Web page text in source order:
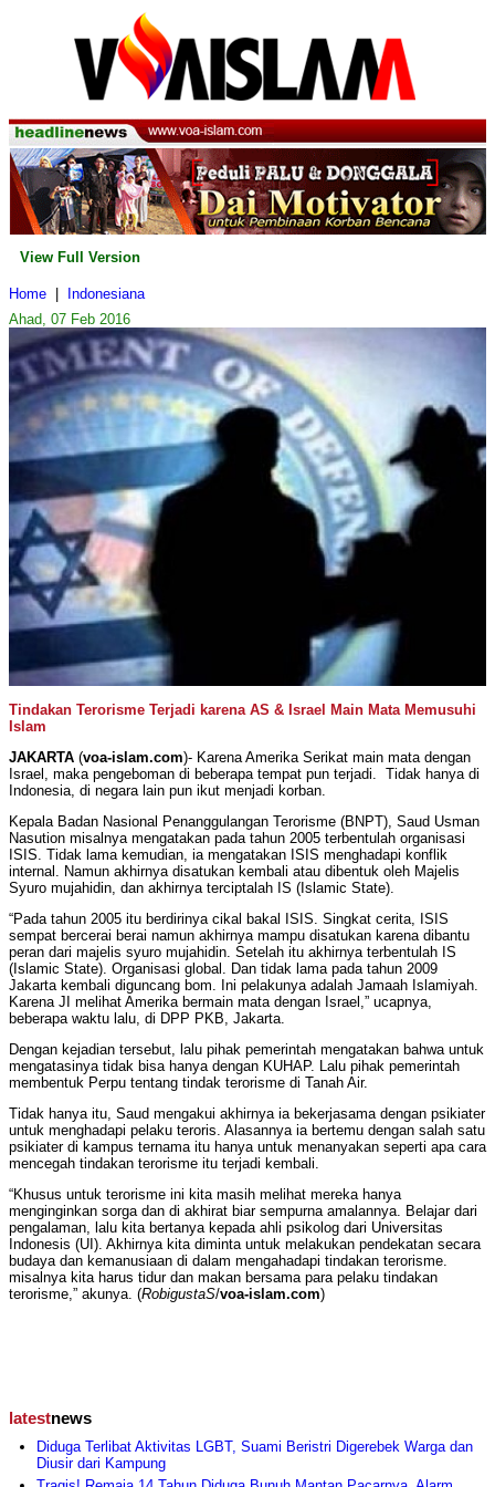
View Full Version
Home
Indonesiana
Ahad, 07 Feb 2016
Tindakan Terorisme Terjadi karena AS & Israel Main Mata Memusuhi
Islam
JAKARTA (voa-islam.com)- Karena Amerika Serikat main mata dengan
Israel, maka pengeboman di beberapa tempat pun terjadi. Tidak hanya di
Indonesia, di negara lain pun ikut menjadi korban.
Kepala Badan Nasional Penanggulangan Terorisme (BNPT), Saud Usman
Nasution misalnya mengatakan pada tahun 2005 terbentulah organisasi
ISIS. Tidak lama kemudian, ia mengatakan ISIS menghadapi konflik
internal. Namun akhirnya disatukan kembali atau dibentuk oleh Majelis
Syuro mujahidin, dan akhirnya terciptalah IS (Islamic State).
“Pada tahun 2005 itu berdirinya cikal bakal ISIS. Singkat cerita, ISIS
sempat bercerai berai namun akhirnya mampu disatukan karena dibantu
peran dari majelis syuro mujahidin. Setelah itu akhirnya terbentulah IS
(Islamic State). Organisasi global. Dan tidak lama pada tahun 2009
Jakarta kembali diguncang bom. Ini pelakunya adalah Jamaah Islamiyah.
Karena JI melihat Amerika bermain mata dengan Israel,” ucapnya,
beberapa waktu lalu, di DPP PKB, Jakarta.
Dengan kejadian tersebut, lalu pihak pemerintah mengatakan bahwa untuk
mengatasinya tidak bisa hanya dengan KUHAP. Lalu pihak pemerintah
membentuk Perpu tentang tindak terorisme di Tanah Air.
Tidak hanya itu, Saud mengakui akhirnya ia bekerjasama dengan psikiater
untuk menghadapi pelaku teroris. Alasannya ia bertemu dengan salah satu
psikiater di kampus ternama itu hanya untuk menanyakan seperti apa cara
mencegah tindakan terorisme itu terjadi kembali.
“Khusus untuk terorisme ini kita masih melihat mereka hanya
menginginkan sorga dan di akhirat biar sempurna amalannya. Belajar dari
pengalaman, lalu kita bertanya kepada ahli psikolog dari Universitas
Indonesis (UI). Akhirnya kita diminta untuk melakukan pendekatan secara
budaya dan kemanusiaan di dalam mengahadapi tindakan terorisme.
misalnya kita harus tidur dan makan bersama para pelaku tindakan
terorisme,” akunya. (RobigustaS/voa-islam.com)
latestnews
Diduga Terlibat Aktivitas LGBT, Suami Beristri Digerebek Warga dan
Diusir dari Kampung